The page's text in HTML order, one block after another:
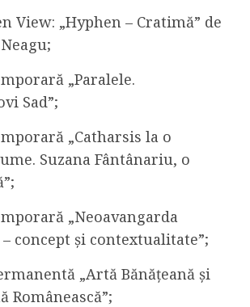
View: „Hyphen – Cratimă” de
„Paralele.
Sad”;
„Catharsis la o
Suzana Fântânariu, o
„Neoavangarda
concept și contextualitate”;
„Artă Bănățeană și
Românească”;